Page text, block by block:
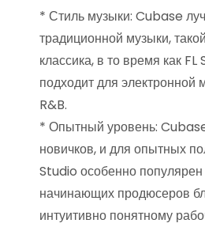
* Стиль музыки: Cubase
традиционной музыки,
классика, в то время как
подходит для электронной
R&B.
* Опытный уровень:
новичков, и для опытных
Studio особенно популярен
начинающих продюсеров
интуитивно понятному